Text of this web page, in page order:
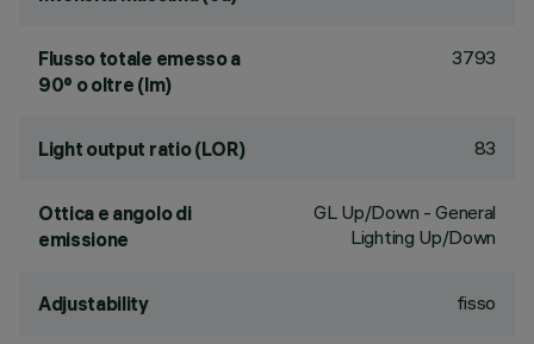
Flusso totale emesso a
90° o oltre (lm)
3793
Light output ratio (LOR) 83
Ottica e angolo di
emissione
GL Up/Down - General
Lighting Up/Down
Adjustability fisso